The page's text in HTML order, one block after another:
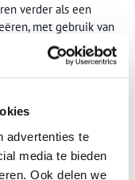
advertenties te
media te bieden
Ook delen we
verder als een
met gebruik van
de suikerindustrie.